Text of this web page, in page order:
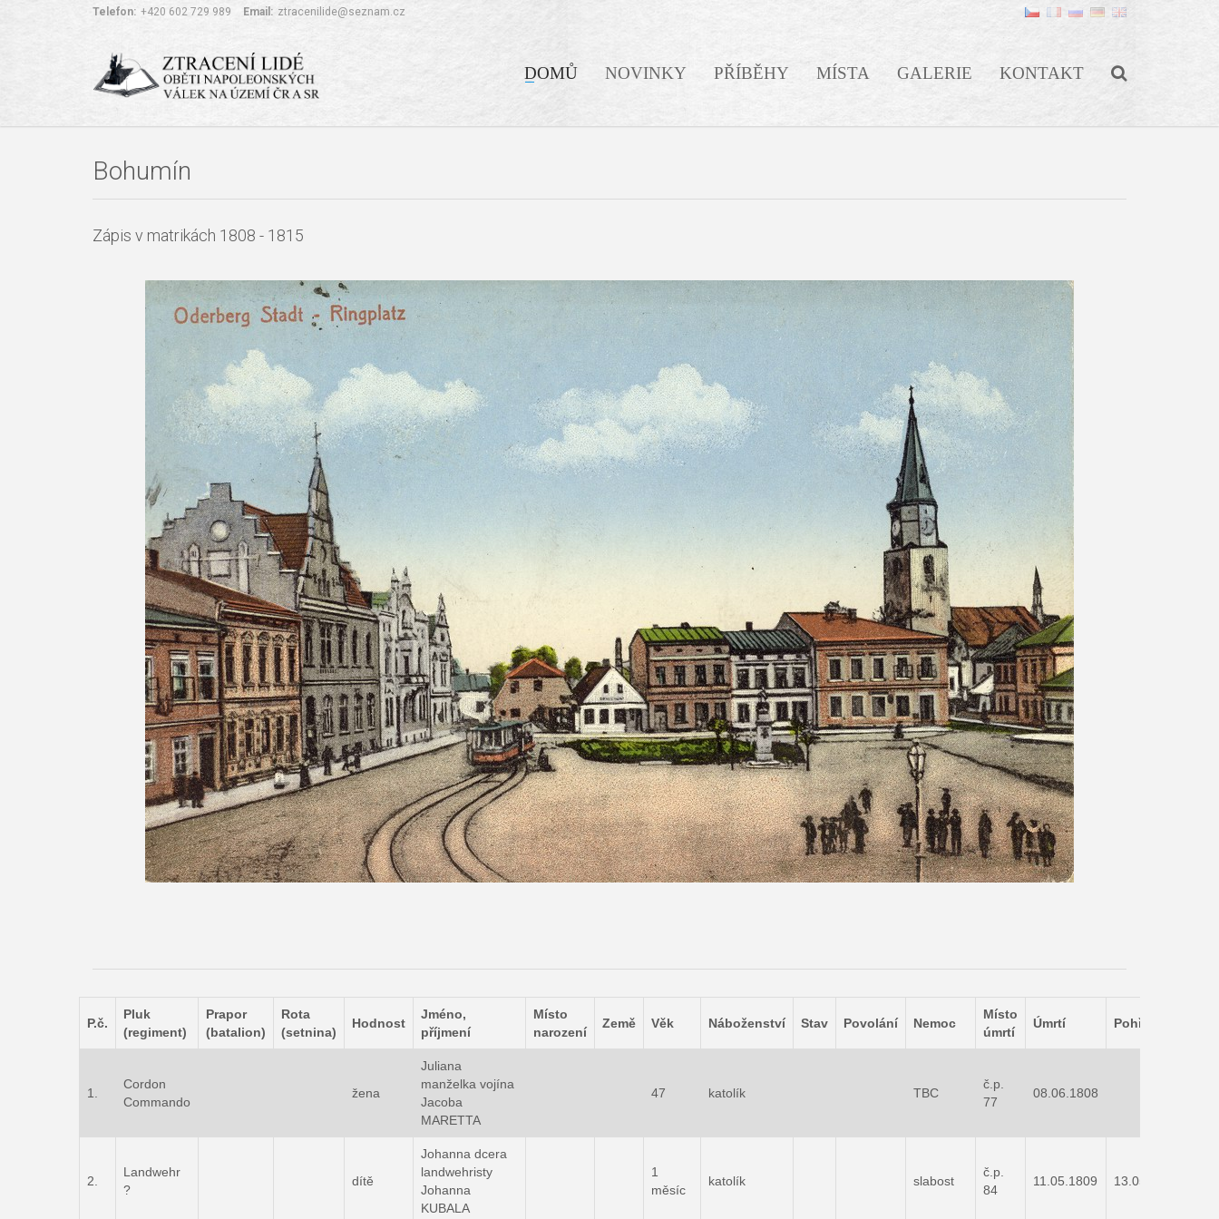
Telefon: +420 602 729 989 Email: ztracenilide@seznam.cz
DOMŮ NOVINKY PŘÍBĚHY MÍSTA GALERIE KONTAKT
Bohumín
Zápis v matrikách 1808 - 1815
P.č.
Pluk
(regiment)
Prapor
(batalion)
Rota
(setnina)
Hodnost
Jméno,
příjmení
Místo
narození
Země Věk Náboženství Stav Povolání Nemoc
Místo
úmrtí
Úmrtí Pohřeb
1.
Cordon
Commando
žena
Juliana
manželka vojína
Jacoba
MARETTA
47 katolík TBC
č.p.
77
08.06.1808
2.
Landwehr
?
dítě
Johanna dcera
landwehristy
Johanna
KUBALA
1
měsíc
katolík slabost
č.p.
84
11.05.1809 13.05.1809